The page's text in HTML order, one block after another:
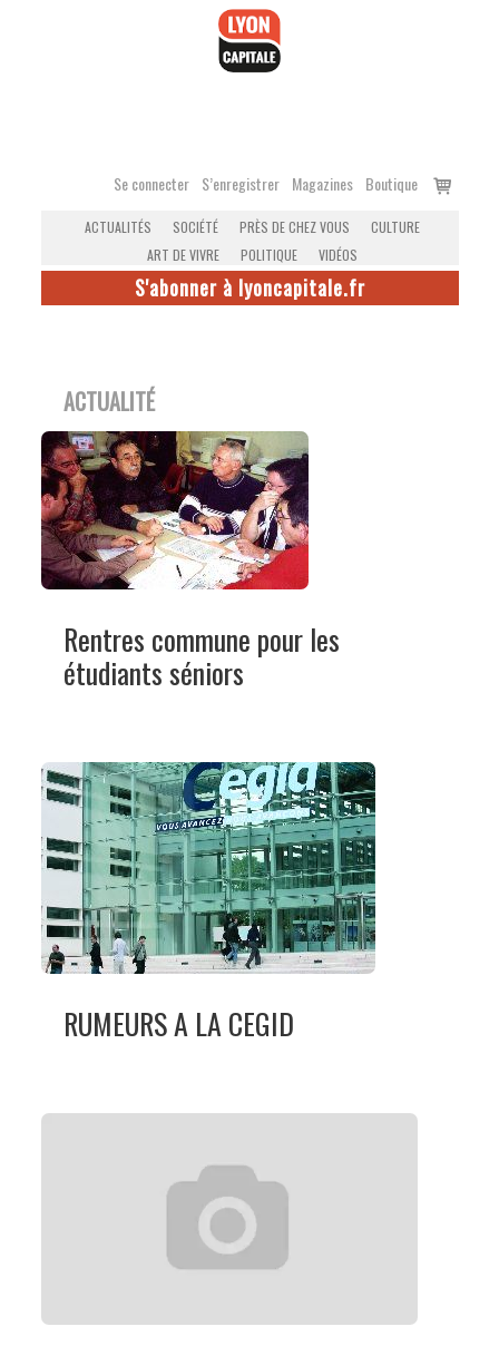
Se connecter S’enregistrer Magazines Boutique
Voir
ACTUALITÉS SOCIÉTÉ PRÈS DE CHEZ VOUS
CULTURE
ART DE VIVRE
POLITIQUE VIDÉOS
S'abonner à lyoncapitale.fr
ACTUALITÉ
Rentres commune pour les
étudiants séniors
RUMEURS A LA CEGID